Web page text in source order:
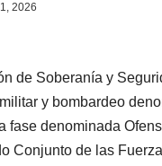
2026
de Soberanía y
y bombardeo
fase denominada
Conjunto de las